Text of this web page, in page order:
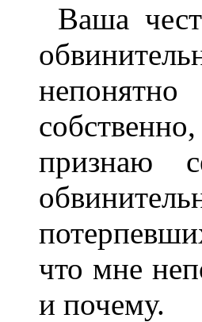
Ваша
признаю
что мне
и почему.